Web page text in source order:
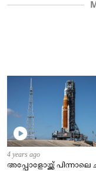
4 years ago
അപ്പോളോയ്ക്ക് പിന്നാലെ